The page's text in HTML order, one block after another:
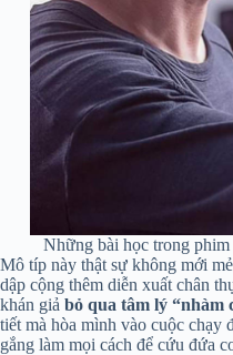
Những bài học trong
Mô típ này thật sự không mới
dập cộng thêm diễn xuất chân
khán giả bỏ qua tâm lý “nhàm
tiết mà hòa mình vào cuộc chạy
gắng làm mọi cách để cứu đứa